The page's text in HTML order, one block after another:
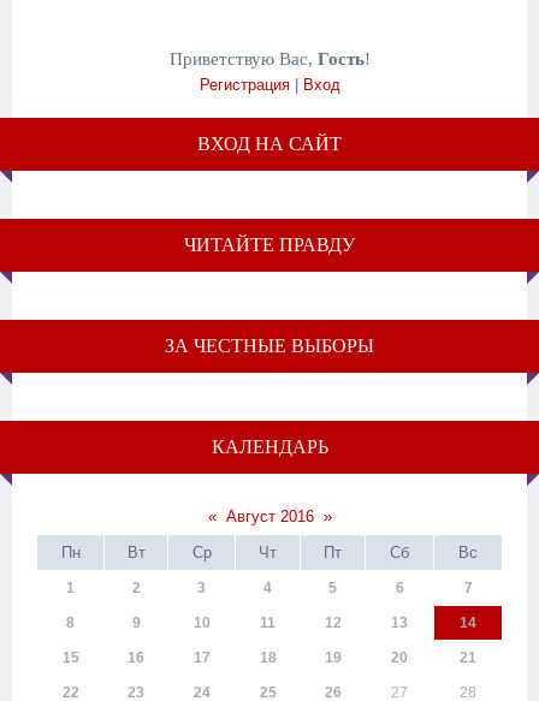
Приветствую Вас, Гость!
Регистрация| Вход
ВХОД НА САЙТ
ЧИТАЙТЕ ПРАВДУ
ЗА ЧЕСТНЫЕ ВЫБОРЫ
КАЛЕНДАРЬ
« Август 2016 »
Пн
Вт Ср Чт Пт Сб Вс
1 2 3 4 5 6 7
8 9 10 11 12 13 14
15 16 17 18 19 20 21
22 23 24 25 26 27 28